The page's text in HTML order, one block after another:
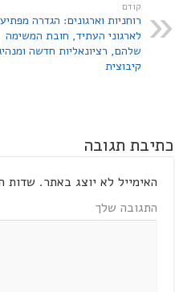
קודם
רוחניות וארגונים: הגדרה
לארגוני העתיד, חובת המשימה
שלהם, רציונאליות חדשה
קיבוצית
כתיבת תגובה
האימייל לא יוצג באתר. שדות
התגובה שלך